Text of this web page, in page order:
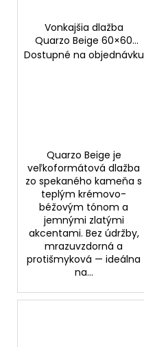
Vonkajšia dlažba
Quarzo Beige 60×60
cm
Dostupné na objednávku
Quarzo Beige je
veľkoformátová dlažba
zo spekaného kameňa s
teplým krémovo-
béžovým tónom a
jemnými zlatými
akcentami. Bez údržby,
mrazuvzdorná a
protišmyková — ideálna
na...